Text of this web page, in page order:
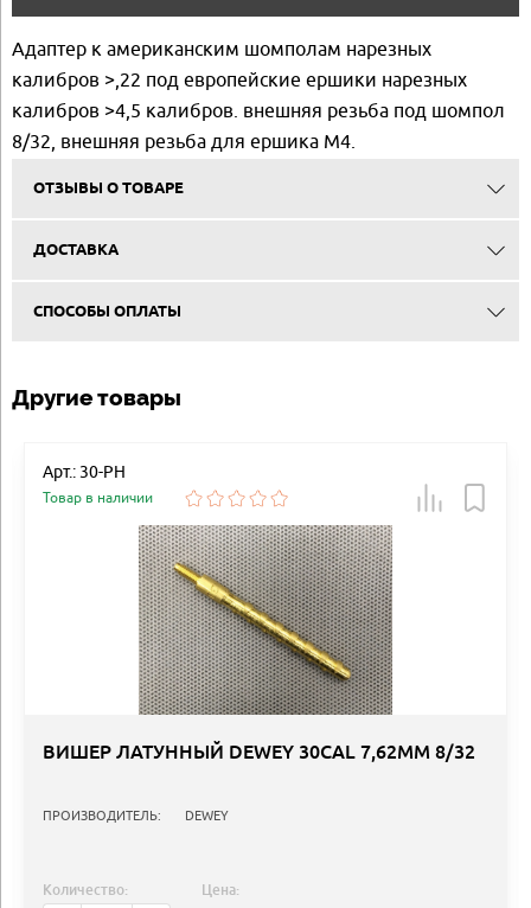
Адаптер к американским шомполам нарезных
калибров >,22 под европейские ершики нарезных
калибров >4,5 калибров. внешняя резьба под шомпол
8/32, внешняя резьба для ершика М4.
ОТЗЫВЫ О ТОВАРЕ
ДОСТАВКА
СПОСОБЫ ОПЛАТЫ
Другие товары
Арт.: 30-PH
Товар в наличии
ВИШЕР ЛАТУННЫЙ DEWEY 30CAL 7,62MM 8/32
ПРОИЗВОДИТЕЛЬ: DEWEY
Количество: Цена: